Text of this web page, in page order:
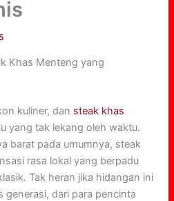
Khas Menteng yang
kuliner, dan steak khas
yang tak lekang oleh waktu.
barat pada umumnya, steak
rasa lokal yang berpadu
Tak heran jika hidangan ini
generasi, dari para pencinta